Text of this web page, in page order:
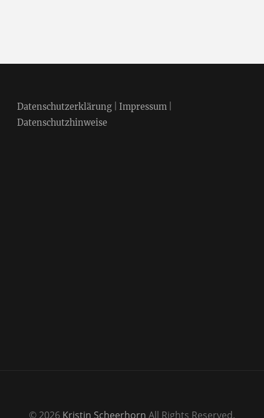
Datenschutzerklärung| Impressum|
Datenschutzhinweise
© 2026 Kristin Scheerhorn All Rights Reserved.